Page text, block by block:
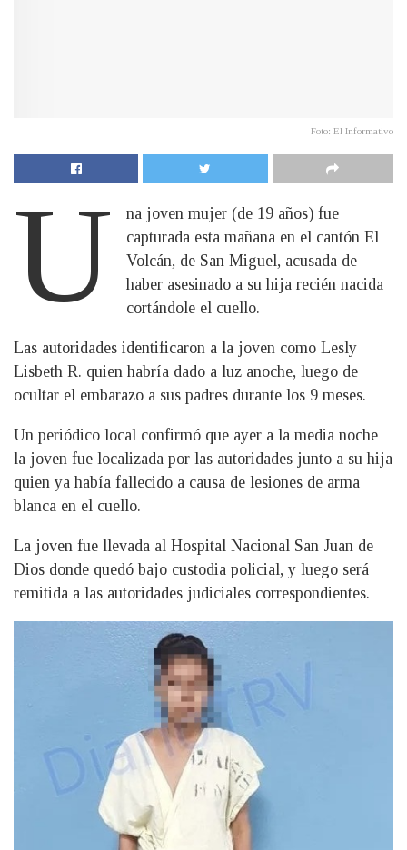
Foto: El Informativo
U
na joven mujer (de 19 años) fue
capturada esta mañana en el cantón El
Volcán, de San Miguel, acusada de
haber asesinado a su hija recién nacida
cortándole el cuello.
Las autoridades identificaron a la joven como Lesly
Lisbeth R. quien habría dado a luz anoche, luego de
ocultar el embarazo a sus padres durante los 9 meses.
Un periódico local confirmó que ayer a la media noche
la joven fue localizada por las autoridades junto a su hija
quien ya había fallecido a causa de lesiones de arma
blanca en el cuello.
La joven fue llevada al Hospital Nacional San Juan de
Dios donde quedó bajo custodia policial, y luego será
remitida a las autoridades judiciales correspondientes.